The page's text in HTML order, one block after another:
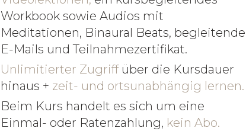
Workbook sowie Audios mit
Meditationen, Binaural Beats, begleitende
E-Mails und Teilnahmezertifikat.
Unlimitierter Zugriffüber die Kursdauer
hinaus + zeit- und ortsunabhängig lernen.
Beim Kurs handelt es sich um eine
Einmal- oder Ratenzahlung, kein Abo.